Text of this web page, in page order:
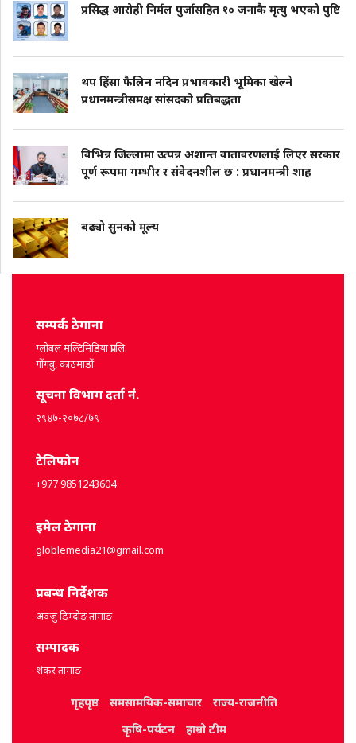
प्रसिद्ध आरोही निर्मल पुर्जासहित १० जनाकै मृत्यु भएको पुष्टि
थप हिंसा फैलिन नदिन प्रभावकारी भूमिका खेल्ने
प्रधानमन्त्रीसमक्ष सांसदको प्रतिबद्धता
विभिन्न जिल्लामा उत्पन्न अशान्त वातावरणलाई लिएर सरकार
पूर्ण रूपमा गम्भीर र संवेदनशील छ : प्रधानमन्त्री शाह
बढ्यो सुनको मूल्य
सम्पर्क ठेगाना
ग्लोबल मल्टिमिडिया प्रा.लि.
गोंगबु, काठमाडौं
सूचना विभाग दर्ता नं.
२९४७-२०७८/७९
टेलिफोन
+977 9851243604
इमेल ठेगाना
globlemedia21@gmail.com
प्रबन्ध निर्देशक
अञ्जु डिम्दोङ तामाङ
सम्पादक
शंकर तामाङ
गृहपृष्ठ समसामयिक-समाचार
राज्य-राजनीति
कृषि-पर्यटन
हाम्रो टीम